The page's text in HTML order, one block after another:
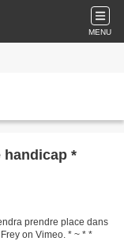
MENU
handicap *
prendre place dans
on Vimeo. * ~ * *